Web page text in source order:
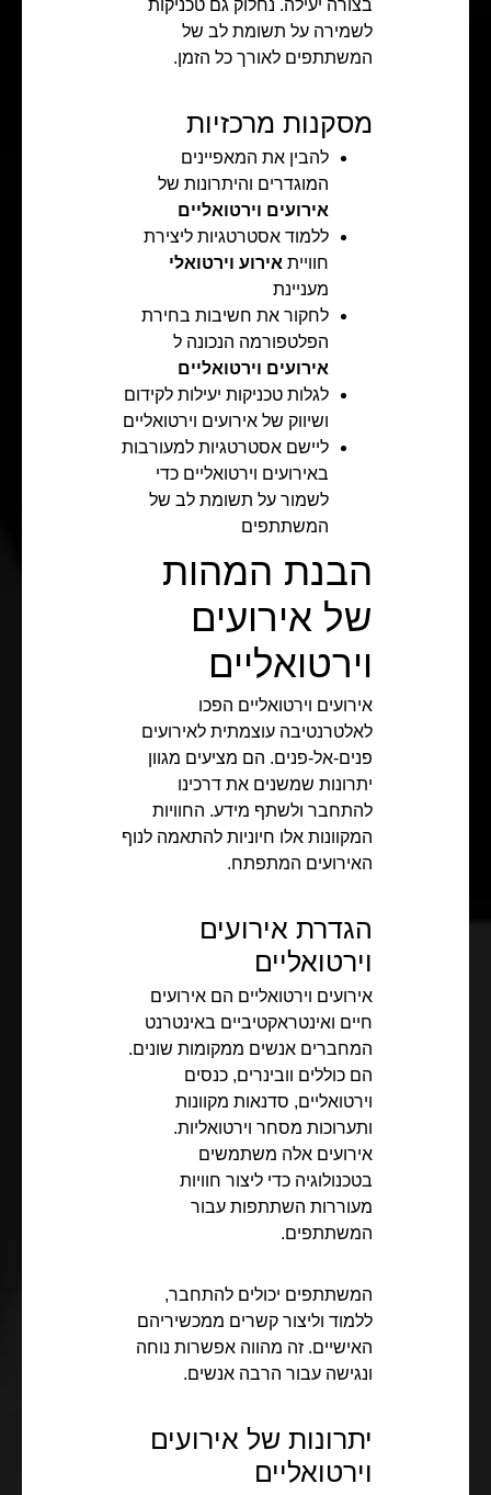
בצורה יעילה. נחלוק גם טכניקות
לשמירה על תשומת לב של
המשתתפים לאורך כל הזמן.
מסקנות מרכזיות
להבין את המאפיינים
המוגדרים והיתרונות של
אירועים וירטואליים
ללמוד אסטרטגיות ליצירת
חוויית אירוע וירטואלי
מעניינת
לחקור את חשיבות בחירת
הפלטפורמה הנכונה ל
אירועים וירטואליים
לגלות טכניקות יעילות לקידום
ושיווק של אירועים וירטואליים
ליישם אסטרטגיות למעורבות
באירועים וירטואליים כדי
לשמור על תשומת לב של
המשתתפים
הבנת המהות
של אירועים
וירטואליים
אירועים וירטואליים הפכו
לאלטרנטיבה עוצמתית לאירועים
פנים-אל-פנים. הם מציעים מגוון
יתרונות שמשנים את דרכינו
להתחבר ולשתף מידע. החוויות
המקוונות אלו חיוניות להתאמה לנוף
האירועים המתפתח.
הגדרת אירועים
וירטואליים
אירועים וירטואליים הם אירועים
חיים ואינטראקטיביים באינטרנט
המחברים אנשים ממקומות שונים.
הם כוללים וובינרים, כנסים
וירטואליים, סדנאות מקוונות
ותערוכות מסחר וירטואליות.
אירועים אלה משתמשים
בטכנולוגיה כדי ליצור חוויות
מעוררות השתתפות עבור
המשתתפים.
המשתתפים יכולים להתחבר,
ללמוד וליצור קשרים ממכשיריהם
האישיים. זה מהווה אפשרות נוחה
ונגישה עבור הרבה אנשים.
יתרונות של אירועים
וירטואליים